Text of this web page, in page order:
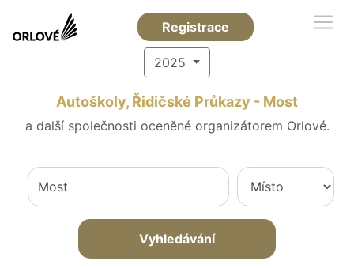
Registrace
2025
Autoškoly, Řidičské Průkazy - Most
a další společnosti oceněné organizátorem Orlové.
Vyhledávání